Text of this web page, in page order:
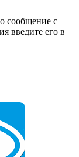
сообщение с
введите его в